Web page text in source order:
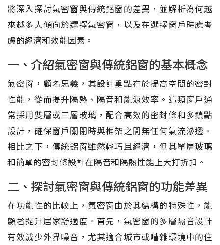
將深入探討氣密窗與傳統鋁窗的差異，並解析為何越
來越多人傾向於選擇氣密窗，以及在選擇窗戶時應考
慮的經濟和效能因素。
一、介紹氣密窗與傳統鋁窗的基本概念
氣密窗，顧名思義，其設計重點在於提高空間的密封
性能，從而提升隔熱、隔音和能源效率。這類窗戶通
常採用雙層或三層玻璃，配合高效的密封條和多鎖點
設計，確保窗戶關閉時與框架之間無任何氣流滲透。
相比之下，傳統鋁窗雖然輕巧且經濟，但其單層玻璃
和簡單的密封條設計在隔音和隔熱性能上大打折扣。
二、探討氣密窗與傳統鋁窗的功能差異
在功能性的比較上，氣密窗由於其結構的特殊性，能
顯著提升居家舒適度。首先，氣密窗的多層隔音設計
有效減少外界噪音，尤其適合城市或嘈雜環境中的住